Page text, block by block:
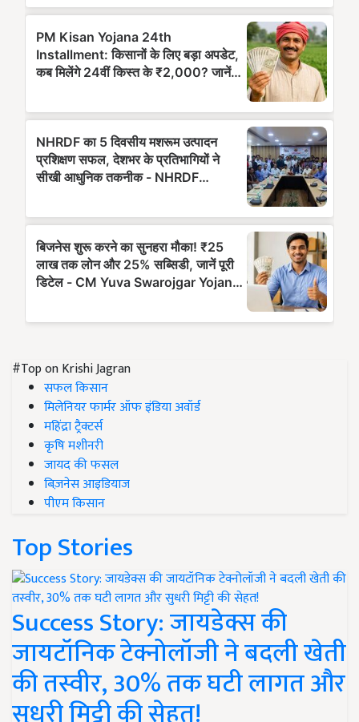
#Top on Krishi Jagran
सफल किसान
मिलेनियर फार्मर ऑफ इंडिया अवॉर्ड
महिंद्रा ट्रैक्टर्स
कृषि मशीनरी
जायद की फसल
बिज़नेस आइडियाज
पीएम किसान
Top Stories
Success Story: जायडेक्स की
जायटॉनिक टेक्नोलॉजी ने बदली खेती
की तस्वीर, 30% तक घटी लागत और